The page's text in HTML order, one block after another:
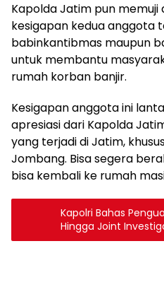
Kapolda Jatim pun
kesigapan kedua anggota
babinkantibmas maupun
untuk membantu
rumah korban banjir.
Kesigapan anggota ini
apresiasi dari Kapolda
yang terjadi di Jatim,
Jombang. Bisa segera
bisa kembali ke rumah
Kapolri Bahas
Hingga Joint